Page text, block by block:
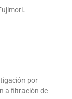
por
a filtración de